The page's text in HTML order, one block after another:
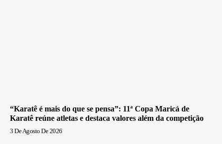
“Karatê é mais do que se pensa”: 11ª Copa Maricá de
Karatê reúne atletas e destaca valores além da competição
3 De Agosto De 2026